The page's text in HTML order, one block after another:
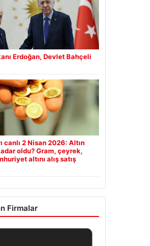
Erdoğan, Devlet Bahçeli
canlı 2 Nisan 2026: Altın
oldu? Gram, çeyrek,
altını alış satış